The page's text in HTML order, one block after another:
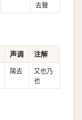
去聲
声调 注解
陽去
又也乃
也